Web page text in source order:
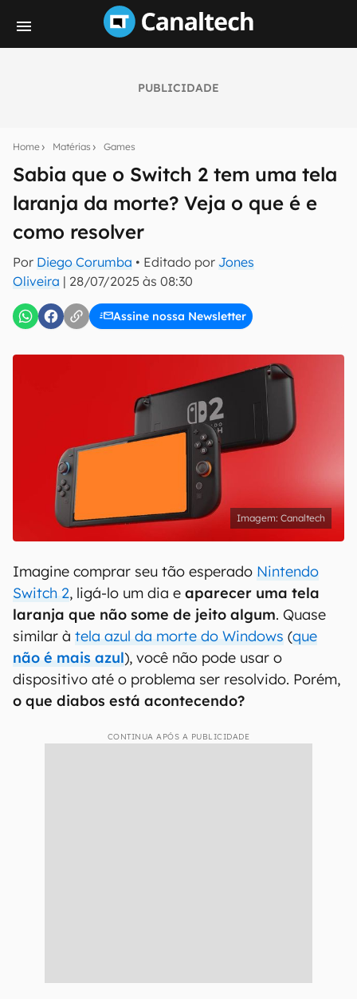
PUBLICIDADE
Home Matérias Games
Sabia que o Switch 2 tem uma tela
laranja da morte? Veja o que é e
como resolver
Por Diego Corumba • Editado por Jones
Oliveira | 28/07/2025 às 08:30
Assine nossa Newsletter
notícias e reviews sobre tecnologia em primeira
mão.
E-mail
inscreva-se
Confirmo que li, aceito e concordo com os Termos de
Uso e Política de Privacidade do Canaltech.
Canaltech
Imagine comprar seu tão esperado Nintendo
Switch 2, ligá-lo um dia e aparecer uma tela
laranja que não some de jeito algum. Quase
similar à tela azul da morte do Windows (que
não é mais azul), você não pode usar o
dispositivo até o problema ser resolvido. Porém,
o que diabos está acontecendo?
CONTINUA APÓS A PUBLICIDADE